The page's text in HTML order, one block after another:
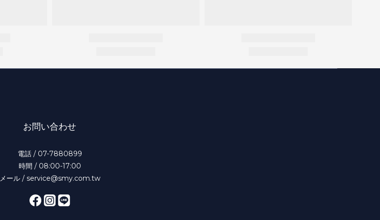
お問い合わせ
電話 / 07-7880899
時間 / 08:00-17:00
メール / service@smy.com.tw